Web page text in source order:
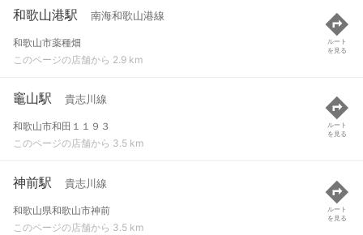
和歌山港駅 南海和歌山港線
和歌山市薬種畑
このページの店舗から 2.9 km
ルート
を見る
竈山駅 貴志川線
和歌山市和田１１９３
このページの店舗から 3.5 km
ルート
を見る
神前駅 貴志川線
和歌山県和歌山市神前
このページの店舗から 3.5 km
ルート
を見る